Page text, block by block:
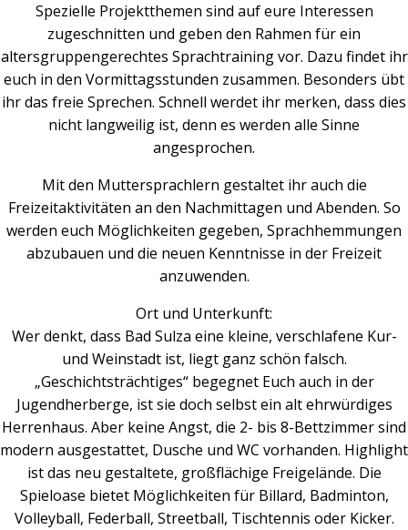
Spezielle Projektthemen sind auf eure Interessen
zugeschnitten und geben den Rahmen für ein
altersgruppengerechtes Sprachtraining vor. Dazu findet ihr
euch in den Vormittagsstunden zusammen. Besonders übt
ihr das freie Sprechen. Schnell werdet ihr merken, dass dies
nicht langweilig ist, denn es werden alle Sinne
angesprochen.
Mit den Muttersprachlern gestaltet ihr auch die
Freizeitaktivitäten an den Nachmittagen und Abenden. So
werden euch Möglichkeiten gegeben, Sprachhemmungen
abzubauen und die neuen Kenntnisse in der Freizeit
anzuwenden.
Ort und Unterkunft:
Wer denkt, dass Bad Sulza eine kleine, verschlafene Kur-
und Weinstadt ist, liegt ganz schön falsch.
„Geschichtsträchtiges“ begegnet Euch auch in der
Jugendherberge, ist sie doch selbst ein alt ehrwürdiges
Herrenhaus. Aber keine Angst, die 2- bis 8-Bettzimmer sind
modern ausgestattet, Dusche und WC vorhanden. Highlight
ist das neu gestaltete, großflächige Freigelände. Die
Spieloase bietet Möglichkeiten für Billard, Badminton,
Volleyball, Federball, Streetball, Tischtennis oder Kicker.